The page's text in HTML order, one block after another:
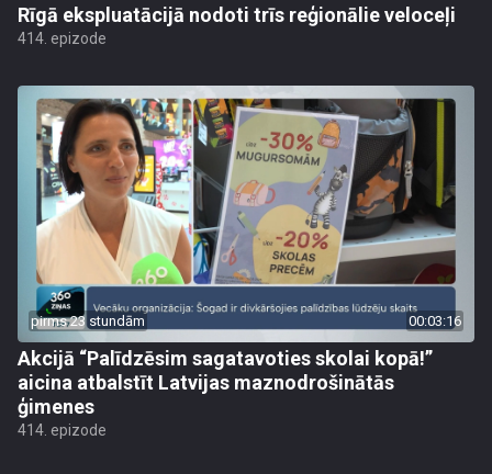
Rīgā ekspluatācijā nodoti trīs reģionālie veloceļi
414. epizode
pirms 23 stundām 00:03:16
Akcijā “Palīdzēsim sagatavoties skolai kopā!”
aicina atbalstīt Latvijas maznodrošinātās
ģimenes
414. epizode